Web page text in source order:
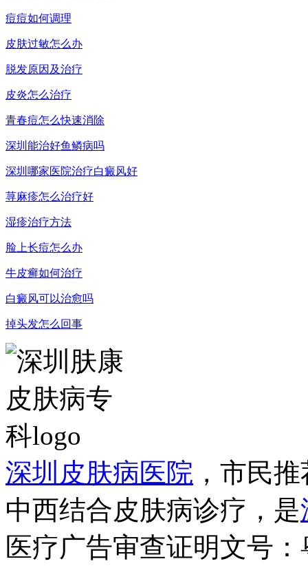
痘痘如何调理
皮肤过敏怎么办
脱发原因及治疗
皮炎怎么治疗
青春痘怎么快速消除
深圳能治好鱼鳞病吗
深圳哪家医院治疗白癜风好
荨麻疹怎么治疗好
湿疹治疗方法
脸上长痘怎么办
牛皮癣如何治疗
白癜风可以治愈吗
掉头发怎么回事
深圳皮肤病医院 ，市民
中西结合皮肤病诊疗，是
医疗广告审查证明文号